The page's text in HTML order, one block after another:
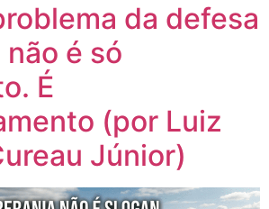
da defesa
é só
É
(por Luiz
Júnior)